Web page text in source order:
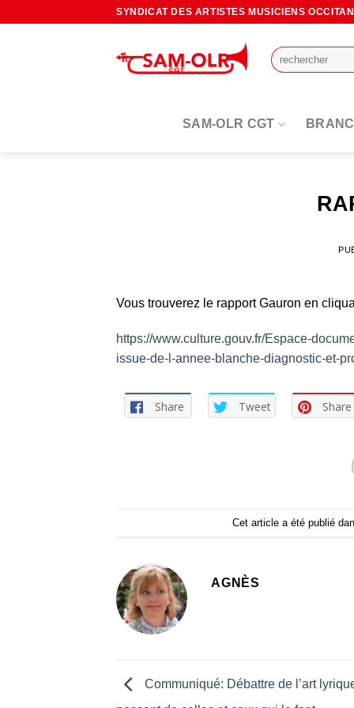
SYNDICAT DES ARTISTES MUSICIENS
SAM-OLR CGT
Vous trouverez le rapport Gauron en
https://www.culture.gouv.fr/Espace-
issue-de-l-annee-blanche-diagnostic-et-
Share Tweet Share
Cet article a été publié
AGNÈS
Communiqué: Débattre de l’art